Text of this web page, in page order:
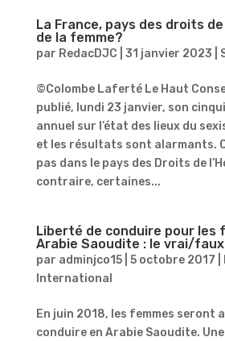
La France, pays des droits de
de la femme?
par RedacDJC 31 janvier 2023
©Colombe Laferté Le Haut
publié, lundi 23 janvier, son
annuel sur l’état des lieux du
et les résultats sont alarmants.
pas dans le pays des Droits de
contraire, certaines...
Liberté de conduire pour les
Arabie Saoudite : le vrai/
par adminjco15| 5 octobre 2017
International
En juin 2018, les femmes seront
conduire en Arabie Saoudite.